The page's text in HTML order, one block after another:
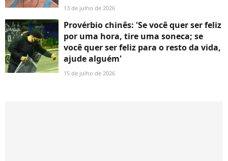
13 de julho de 2026
Provérbio chinês: 'Se você quer ser feliz
por uma hora, tire uma soneca; se
você quer ser feliz para o resto da vida,
ajude alguém'
15 de julho de 2026